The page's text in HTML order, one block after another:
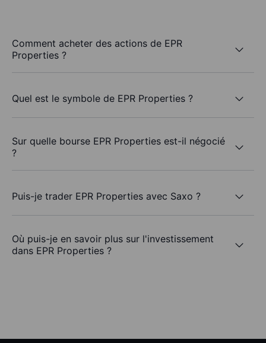
Comment acheter des actions de EPR
Properties ?
Quel est le symbole de EPR Properties ?
Sur quelle bourse EPR Properties est-il négocié
?
Puis-je trader EPR Properties avec Saxo ?
Où puis-je en savoir plus sur l'investissement
dans EPR Properties ?